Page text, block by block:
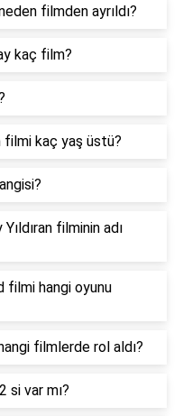
filmden ayrıldı?
kaç film?
filmi kaç yaş üstü?
filminin adı
filmi hangi oyunu
filmlerde rol aldı?
si var mı?